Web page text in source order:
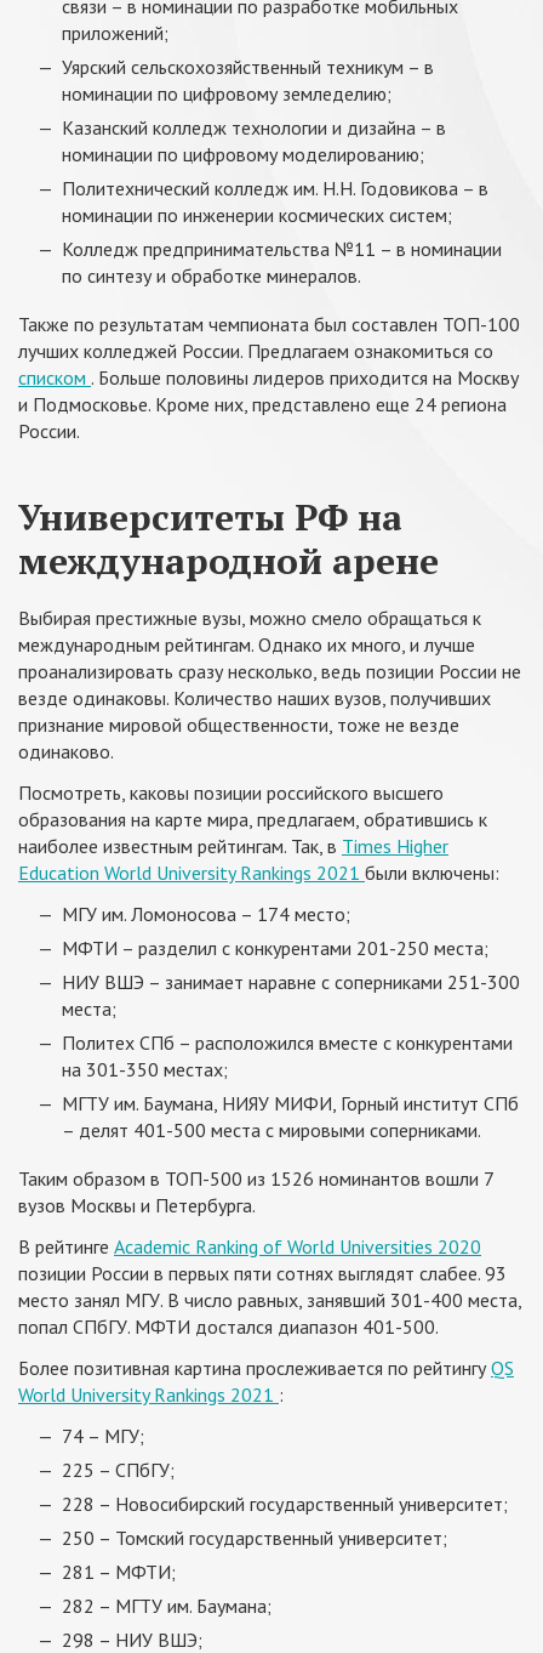
связи – в номинации по разработке мобильных
приложений;
Уярский сельскохозяйственный техникум – в
номинации по цифровому земледелию;
Казанский колледж технологии и дизайна – в
номинации по цифровому моделированию;
Политехнический колледж им. Н.Н. Годовикова – в
номинации по инженерии космических систем;
Колледж предпринимательства №11 – в номинации
по синтезу и обработке минералов.
Также по результатам чемпионата был составлен ТОП-100
лучших колледжей России. Предлагаем ознакомиться со
списком . Больше половины лидеров приходится на Москву
и Подмосковье. Кроме них, представлено еще 24 региона
России.
Университеты РФ на
международной арене
Выбирая престижные вузы, можно смело обращаться к
международным рейтингам. Однако их много, и лучше
проанализировать сразу несколько, ведь позиции России не
везде одинаковы. Количество наших вузов, получивших
признание мировой общественности, тоже не везде
одинаково.
Посмотреть, каковы позиции российского высшего
образования на карте мира, предлагаем, обратившись к
наиболее известным рейтингам. Так, в Times Higher
Education World University Rankings 2021 были включены:
МГУ им. Ломоносова – 174 место;
МФТИ – разделил с конкурентами 201-250 места;
НИУ ВШЭ – занимает наравне с соперниками 251-300
места;
Политех СПб – расположился вместе с конкурентами
на 301-350 местах;
МГТУ им. Баумана, НИЯУ МИФИ, Горный институт СПб
– делят 401-500 места с мировыми соперниками.
Таким образом в ТОП-500 из 1526 номинантов вошли 7
вузов Москвы и Петербурга.
В рейтинге Academic Ranking of World Universities 2020
позиции России в первых пяти сотнях выглядят слабее. 93
место занял МГУ. В число равных, занявший 301-400 места,
попал СПбГУ. МФТИ достался диапазон 401-500.
Более позитивная картина прослеживается по рейтингуQS
World University Rankings 2021 :
74 – МГУ;
225 – СПбГУ;
228 – Новосибирский государственный университет;
250 – Томский государственный университет;
281 – МФТИ;
282 – МГТУ им. Баумана;
298 – НИУ ВШЭ;